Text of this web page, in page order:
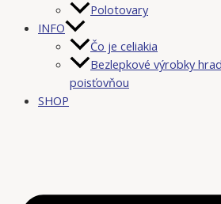
Polotovary
INFO
Čo je celiakia
Bezlepkové výrobky
poisťovňou
SHOP